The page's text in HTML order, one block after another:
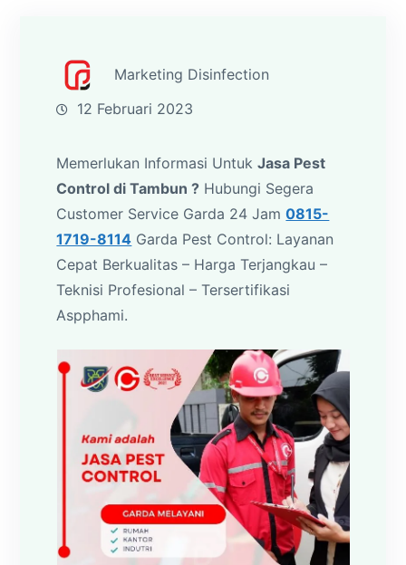
Marketing Disinfection
12 Februari 2023
Memerlukan Informasi UntukJasa Pest
Control di Tambun ? Hubungi Segera
Customer Service Garda 24 Jam0815-
1719-8114 Garda Pest Control: Layanan
Cepat Berkualitas – Harga Terjangkau –
Teknisi Profesional – Tersertifikasi
Aspphami.